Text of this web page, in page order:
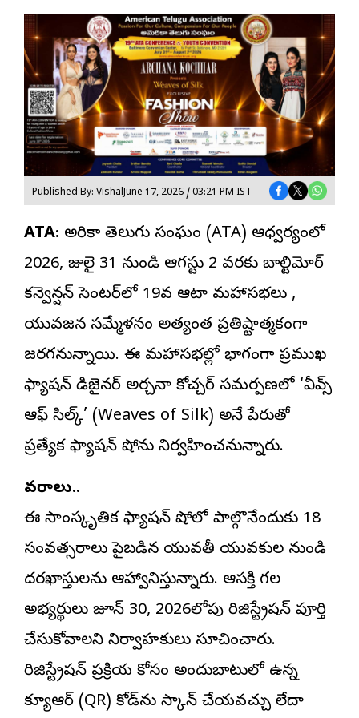
Published By: VishalJune 17, 2026 / 03:21 PM IST
ATA: అమెరికా తెలుగు సంఘం (ATA) ఆధ్వర్యంలో
2026, జులై 31 నుండి ఆగస్టు 2 వరకు బాల్టిమోర్
కన్వెన్షన్ సెంటర్‌లో 19వ ఆటా మహాసభలు ,
యువజన సమ్మేళనం అత్యంత ప్రతిష్టాత్మకంగా
జరగనున్నాయి. ఈ మహాసభల్లో భాగంగా ప్రముఖ
ఫ్యాషన్ డిజైనర్ అర్చనా కోచ్చర్ సమర్పణలో ‘వీవ్స్
ఆఫ్ సిల్క్’ (Weaves of Silk) అనే పేరుతో
ప్రత్యేక ఫ్యాషన్ షోను నిర్వహించనున్నారు.
వివరాలు..
ఈ సాంస్కృతిక ఫ్యాషన్ షోలో పాల్గొనేందుకు 18
సంవత్సరాలు పైబడిన యువతీ యువకుల నుండి
దరఖాస్తులను ఆహ్వానిస్తున్నారు. ఆసక్తి గల
అభ్యర్థులు జూన్ 30, 2026లోపు రిజిస్ట్రేషన్ పూర్తి
చేసుకోవాలని నిర్వాహకులు సూచించారు.
రిజిస్ట్రేషన్ ప్రక్రియ కోసం అందుబాటులో ఉన్న
క్యూఆర్ (QR) కోడ్‌ను స్కాన్ చేయవచ్చు లేదా